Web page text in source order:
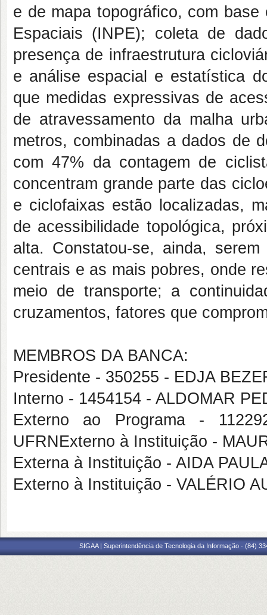
e de mapa topográfico, com
Espaciais (INPE); coleta de
presença de infraestrutura
e análise espacial e estatística
que medidas expressivas de
de atravessamento da malha
metros, combinadas a dados de
com 47% da contagem de
concentram grande parte das
e ciclofaixas estão localizadas,
de acessibilidade topológica,
alta. Constatou-se, ainda,
centrais e as mais pobres, onde
meio de transporte; a
cruzamentos, fatores que
MEMBROS DA BANCA:
Presidente - 350255 - EDJA
Interno - 1454154 - ALDOMAR
Externo ao Programa -
UFRNExterno à Instituição -
Externa à Instituição - AIDA
Externo à Instituição - VALÉRIO
SIGAA | Superintendência de Tecnologia da Informação - (84)